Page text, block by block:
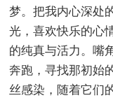
梦。把我内心深处
光，喜欢快乐的心
的纯真与活力。嘴
奔跑，寻找那初始
丝感染，随着它们